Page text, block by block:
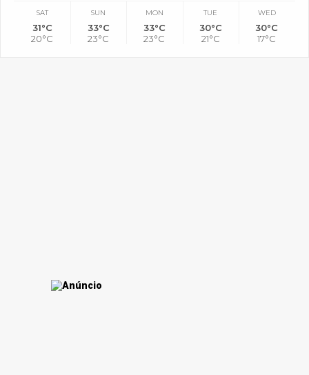
SAT
31°C
20°C
SUN
33°C
23°C
MON
33°C
23°C
TUE
30°C
21°C
WED
30°C
17°C